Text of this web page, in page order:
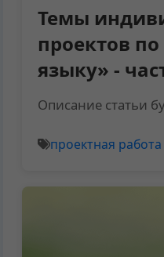
Темы
проектов
языку» -
Описание статьи
проектная работа